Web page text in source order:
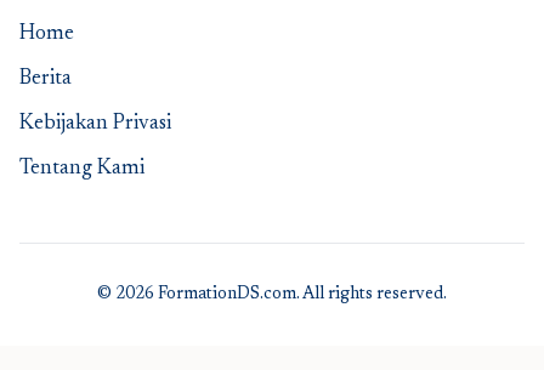
Home
Berita
Kebijakan Privasi
Tentang Kami
© 2026 FormationDS.com. All rights reserved.